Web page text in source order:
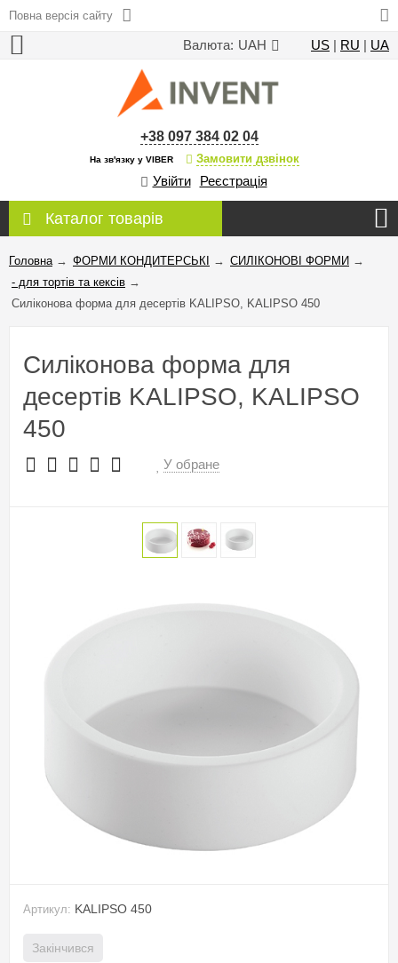
Повна версія сайту
Валюта: UAH US | RU | UA
+38 097 384 02 04
На зв'язку у VIBER Замовити дзвінок
Увійти Реєстрація
Каталог товарів
Головна → ФОРМИ КОНДИТЕРСЬКІ → СИЛІКОНОВІ ФОРМИ →
- для тортів та кексів →
Силіконова форма для десертів KALIPSO, KALIPSO 450
Силіконова форма для
десертів KALIPSO, KALIPSO
450
У обране
Артикул: KALIPSO 450
Закінчився